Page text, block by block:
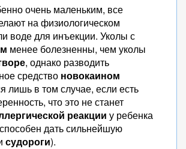
очень маленьким, все
на физиологическом
воде для инъекции. Уколы с
менее болезненны, чем уколы
, однако разводить
средство новокаином
лишь в том случае, если есть
что это не станет
реакции у ребенка
способен дать сильнейшую
судороги).